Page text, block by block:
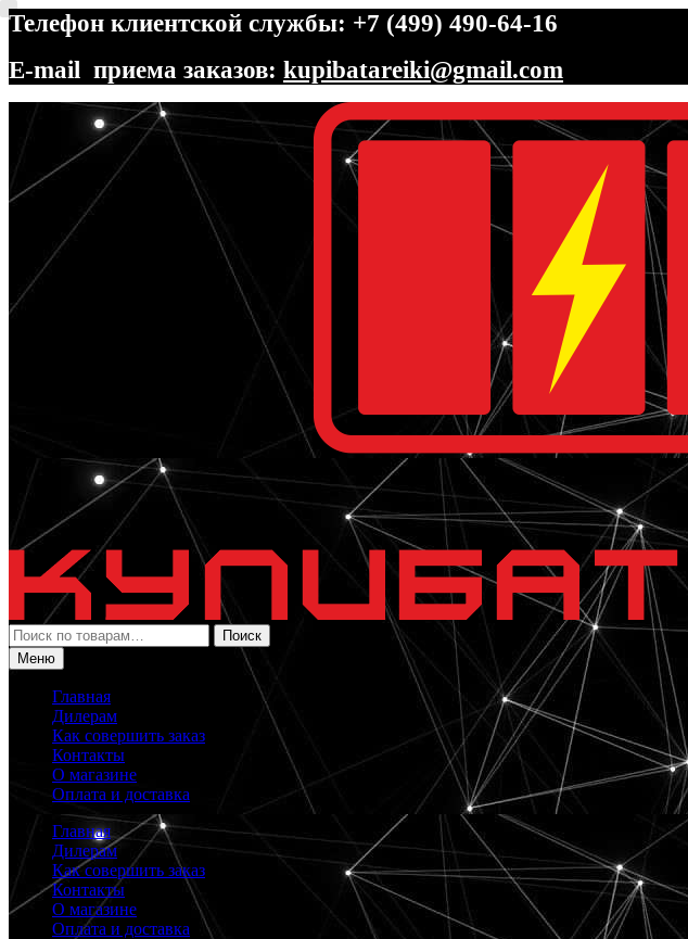
Телефон клиентской службы: +7 (499) 490-64-16
E-mail приема заказов: kupibatareiki@gmail.com
Перейти
навигации
Перейти
содержимому
Искать:
Поиск
Меню
Главная
Дилерам
Как совершить заказ
Контакты
О магазине
Оплата и доставка
Главная
Дилерам
Как совершить заказ
Контакты
О магазине
Оплата и доставка